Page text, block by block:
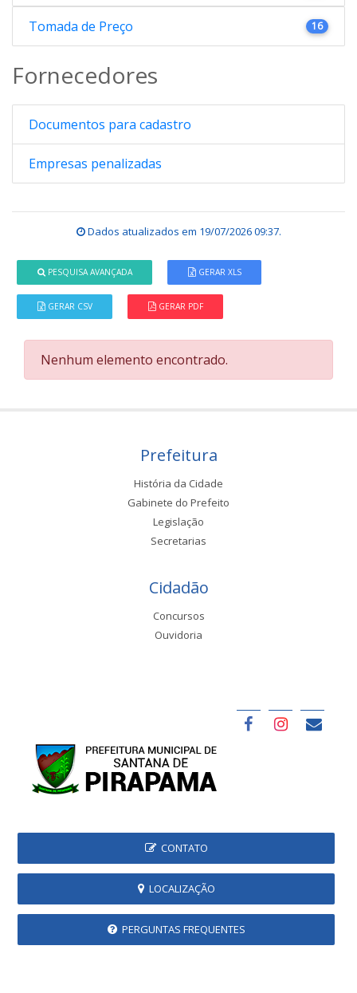
Tomada de Preço 16
Fornecedores
Documentos para cadastro
Empresas penalizadas
Dados atualizados em 19/07/2026 09:37.
PESQUISA AVANÇADA GERAR XLS
GERAR CSV GERAR PDF
Nenhum elemento encontrado.
Prefeitura
História da Cidade
Gabinete do Prefeito
Legislação
Secretarias
Cidadão
Concursos
Ouvidoria
CONTATO
LOCALIZAÇÃO
PERGUNTAS FREQUENTES